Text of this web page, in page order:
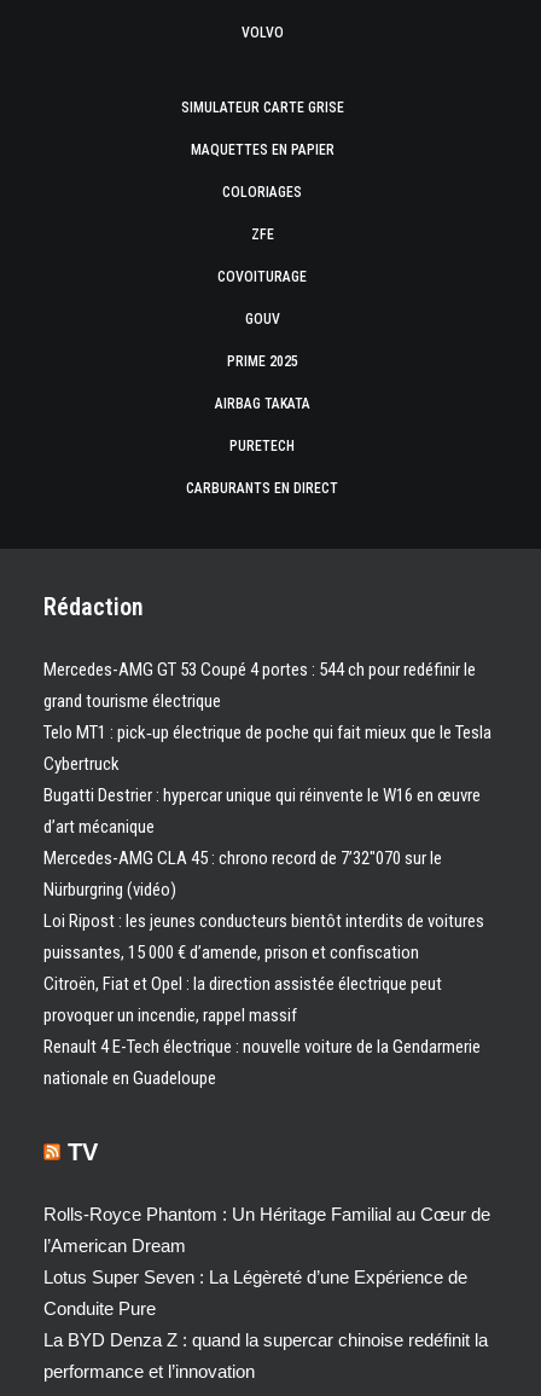
VOLVO
SIMULATEUR CARTE GRISE
MAQUETTES EN PAPIER
COLORIAGES
ZFE
COVOITURAGE
GOUV
PRIME 2025
AIRBAG TAKATA
PURETECH
CARBURANTS EN DIRECT
Rédaction
Mercedes-AMG GT 53 Coupé 4 portes : 544 ch pour redéfinir le
grand tourisme électrique
Telo MT1 : pick‑up électrique de poche qui fait mieux que le Tesla
Cybertruck
Bugatti Destrier : hypercar unique qui réinvente le W16 en œuvre
d’art mécanique
Mercedes-AMG CLA 45 : chrono record de 7’32″070 sur le
Nürburgring (vidéo)
Loi Ripost : les jeunes conducteurs bientôt interdits de voitures
puissantes, 15 000 € d’amende, prison et confiscation
Citroën, Fiat et Opel : la direction assistée électrique peut
provoquer un incendie, rappel massif
Renault 4 E-Tech électrique : nouvelle voiture de la Gendarmerie
nationale en Guadeloupe
TV
Rolls-Royce Phantom : Un Héritage Familial au Cœur de
l’American Dream
Lotus Super Seven : La Légèreté d’une Expérience de
Conduite Pure
La BYD Denza Z : quand la supercar chinoise redéfinit la
performance et l’innovation